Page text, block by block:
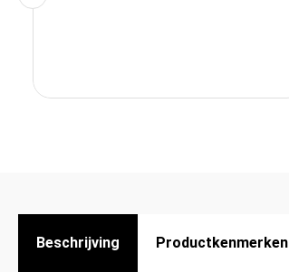
Beschrijving Productkenmerken